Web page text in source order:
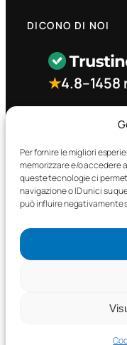
Per fornire le migliori
memorizzare e/o accedere
queste tecnologie ci
navigazione o ID unici su
può influire negativamente
DICONO DI NOI
★4.8–1458
CONTATTO
©2025 MTC